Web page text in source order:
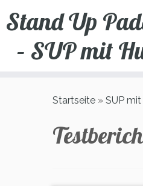
Inhalt
Stand Up
– SUP mit
Startseite » SUP